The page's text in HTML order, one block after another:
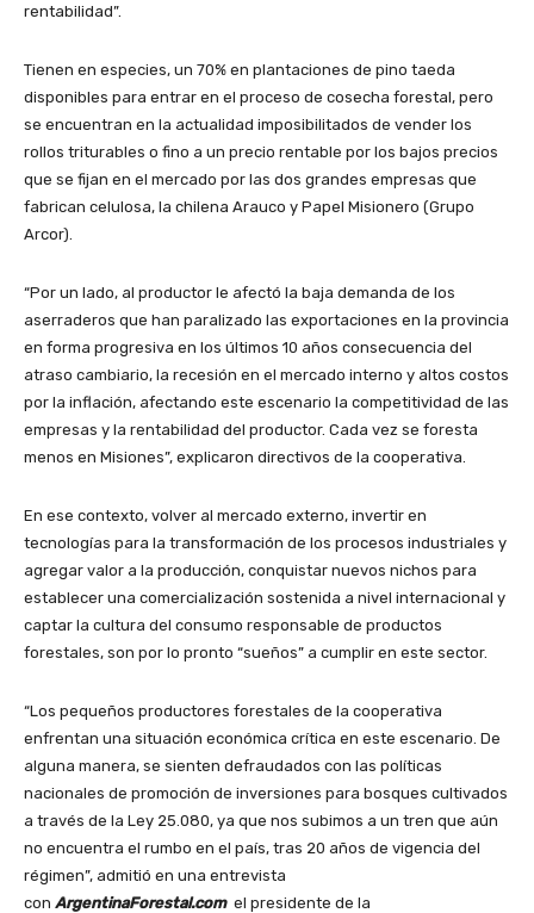
rentabilidad”.
Tienen en especies, un 70% en plantaciones de pino taeda
disponibles para entrar en el proceso de cosecha forestal, pero
se encuentran en la actualidad imposibilitados de vender los
rollos triturables o fino a un precio rentable por los bajos precios
que se fijan en el mercado por las dos grandes empresas que
fabrican celulosa, la chilena Arauco y Papel Misionero (Grupo
Arcor).
“Por un lado, al productor le afectó la baja demanda de los
aserraderos que han paralizado las exportaciones en la provincia
en forma progresiva en los últimos 10 años consecuencia del
atraso cambiario, la recesión en el mercado interno y altos costos
por la inflación, afectando este escenario la competitividad de las
empresas y la rentabilidad del productor. Cada vez se foresta
menos en Misiones”, explicaron directivos de la cooperativa.
En ese contexto, volver al mercado externo, invertir en
tecnologías para la transformación de los procesos industriales y
agregar valor a la producción, conquistar nuevos nichos para
establecer una comercialización sostenida a nivel internacional y
captar la cultura del consumo responsable de productos
forestales, son por lo pronto “sueños” a cumplir en este sector.
“Los pequeños productores forestales de la cooperativa
enfrentan una situación económica crítica en este escenario. De
alguna manera, se sienten defraudados con las políticas
nacionales de promoción de inversiones para bosques cultivados
a través de la Ley 25.080, ya que nos subimos a un tren que aún
no encuentra el rumbo en el país, tras 20 años de vigencia del
régimen”, admitió en una entrevista
con ArgentinaForestal.com el presidente de la